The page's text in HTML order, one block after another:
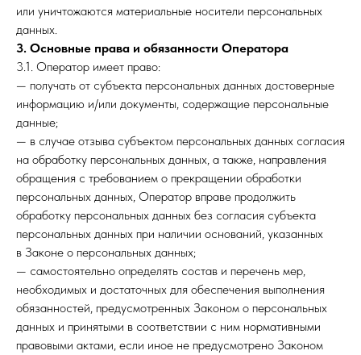
или уничтожаются материальные носители персональных
данных.
3. Основные права и обязанности Оператора
3.1. Оператор имеет право:
— получать от субъекта персональных данных достоверные
информацию и/или документы, содержащие персональные
данные;
— в случае отзыва субъектом персональных данных согласия
на обработку персональных данных, а также, направления
обращения с требованием о прекращении обработки
персональных данных, Оператор вправе продолжить
обработку персональных данных без согласия субъекта
персональных данных при наличии оснований, указанных
в Законе о персональных данных;
— самостоятельно определять состав и перечень мер,
необходимых и достаточных для обеспечения выполнения
обязанностей, предусмотренных Законом о персональных
данных и принятыми в соответствии с ним нормативными
правовыми актами, если иное не предусмотрено Законом